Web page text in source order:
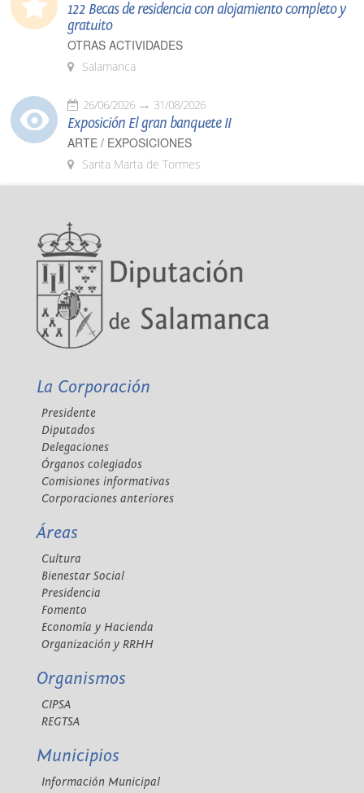
122 Becas de residencia con alojamiento completo y
gratuito
OTRAS ACTIVIDADES
Salamanca
26/06/2026 31/08/2026
Exposición El gran banquete II
ARTE / EXPOSICIONES
Santa Marta de Tormes
La Corporación
Presidente
Diputados
Delegaciones
Órganos colegiados
Comisiones informativas
Corporaciones anteriores
Áreas
Cultura
Bienestar Social
Presidencia
Fomento
Economía y Hacienda
Organización y RRHH
Organismos
CIPSA
REGTSA
Municipios
Información Municipal